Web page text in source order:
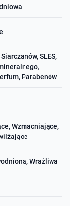
SLES,
Parabenów
Wzmacniające,
Wrażliwa